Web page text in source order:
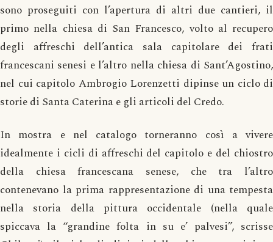
sono proseguiti con l’apertura di altri due cantieri, il
primo nella chiesa di San Francesco, volto al recupero
degli affreschi dell’antica sala capitolare dei frati
francescani senesi e l’altro nella chiesa di Sant’Agostino,
nel cui capitolo Ambrogio Lorenzetti dipinse un ciclo di
storie di Santa Caterina e gli articoli del Credo.
In mostra e nel catalogo torneranno così a vivere
idealmente i cicli di affreschi del capitolo e del chiostro
della chiesa francescana senese, che tra l’altro
contenevano la prima rappresentazione di una tempesta
nella storia della pittura occidentale (nella quale
spiccava la “grandine folta in su e’ palvesi”, scrisse